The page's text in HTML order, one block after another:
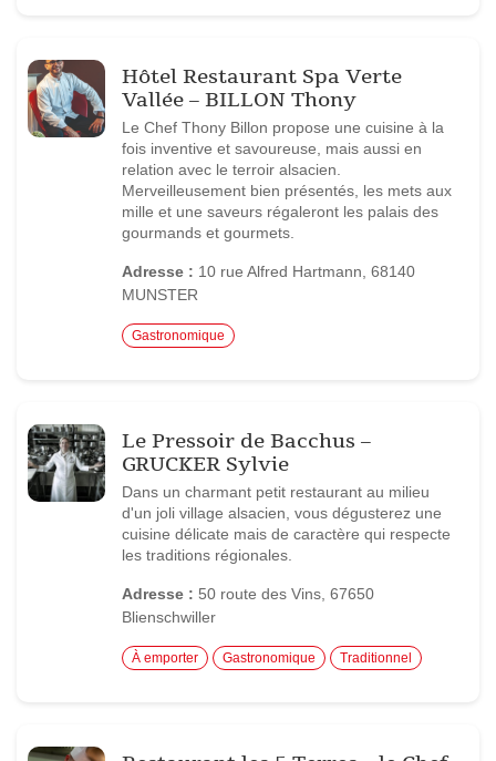
Hôtel Restaurant Spa Verte
Vallée – BILLON Thony
Le Chef Thony Billon propose une cuisine à la
fois inventive et savoureuse, mais aussi en
relation avec le terroir alsacien.
Merveilleusement bien présentés, les mets aux
mille et une saveurs régaleront les palais des
gourmands et gourmets.
Adresse : 10 rue Alfred Hartmann, 68140
MUNSTER
Gastronomique
Le Pressoir de Bacchus –
GRUCKER Sylvie
Dans un charmant petit restaurant au milieu
d'un joli village alsacien, vous dégusterez une
cuisine délicate mais de caractère qui respecte
les traditions régionales.
Adresse : 50 route des Vins, 67650
Blienschwiller
À emporter Gastronomique Traditionnel